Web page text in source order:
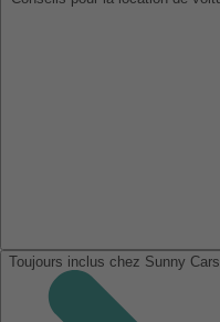
Toujours inclus chez Sunny Cars